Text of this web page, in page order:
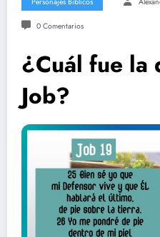
0 Comentarios
¿Cuál fue la
Job?